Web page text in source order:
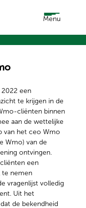
Menu
2022 een
te krijgen in de
cliënten binnen
aan de wettelijke
van het ceo Wmo
Wmo) van de
ontvingen.
een
te nemen
vragenlijst volledig
Uit het
de bekendheid